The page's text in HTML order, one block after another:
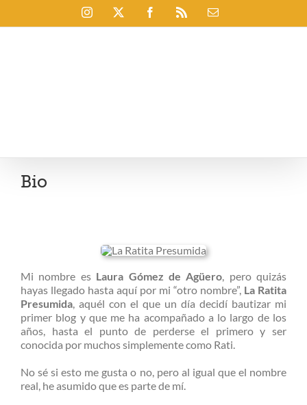
Instagram Facebook
Correo
Bio
Mi nombre es Laura Gómez de Agüero, pero quizás
hayas llegado hasta aquí por mi “otro nombre”, La Ratita
Presumida, aquél con el que un día decidí bautizar mi
primer blog y que me ha acompañado a lo largo de los
años, hasta el punto de perderse el primero y ser
conocida por muchos simplemente como Rati.
No sé si esto me gusta o no, pero al igual que el nombre
real, he asumido que es parte de mí.